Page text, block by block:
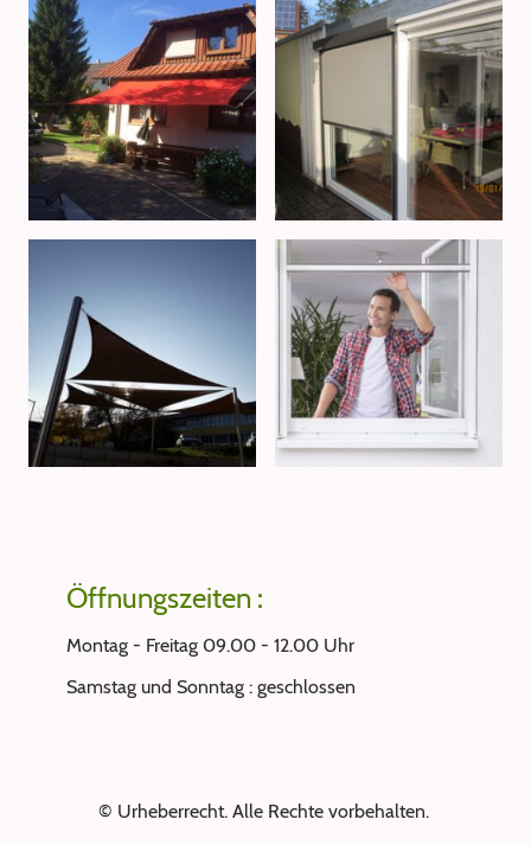
Öffnungszeiten :
Montag - Freitag 09.00 - 12.00 Uhr
Samstag und Sonntag : geschlossen
© Urheberrecht. Alle Rechte vorbehalten.